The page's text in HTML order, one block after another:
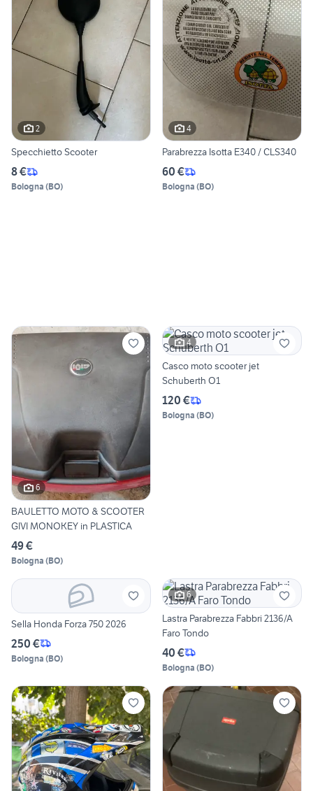
2
Specchietto Scooter
8 €
Bologna (BO)
4
Parabrezza Isotta E340 / CLS340
60 €
Bologna (BO)
6
BAULETTO MOTO & SCOOTER
GIVI MONOKEY in PLASTICA
49 €
Bologna (BO)
4
Casco moto scooter jet
Schuberth O1
120 €
Bologna (BO)
Sella Honda Forza 750 2026
250 €
Bologna (BO)
6
Lastra Parabrezza Fabbri 2136/A
Faro Tondo
40 €
Bologna (BO)